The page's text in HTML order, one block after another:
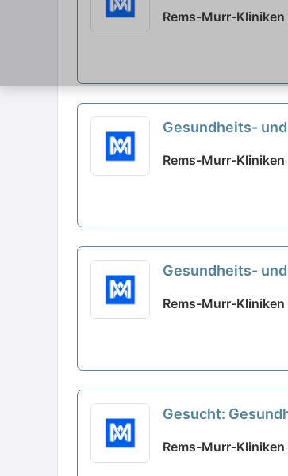
Rems-Murr-
Gesundheits-
Rems-Murr-
Gesundheits-
Rems-Murr-
Gesucht:
Rems-Murr-